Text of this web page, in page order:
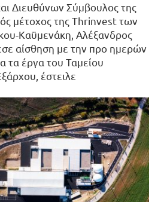
Διευθύνων Σύμβουλος της
μέτοχος της Thrinvest των
Καϋμενάκη, Αλέξανδρος
αίσθηση με την προ ημερών
τα έργα του Ταμείου
έστειλε